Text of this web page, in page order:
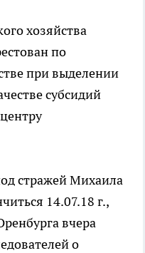
хозяйства
по
при выделении
субсидий
стражей Михаила
14.07.18 г.,
вчера
о